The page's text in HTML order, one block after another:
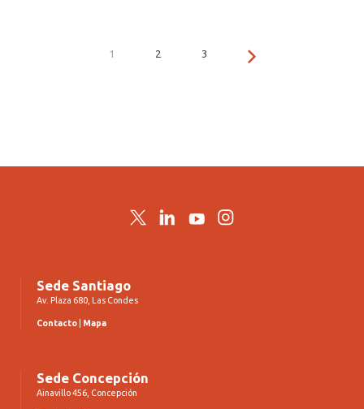
1 2 3
TwitterLinkedInYouTubeInstagram
Sede Santiago
Av. Plaza 680, Las Condes
Contacto Mapa
Sede Concepción
Ainavillo 456, Concepción